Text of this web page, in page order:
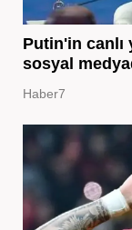
Putin'in canlı
sosyal
Haber7